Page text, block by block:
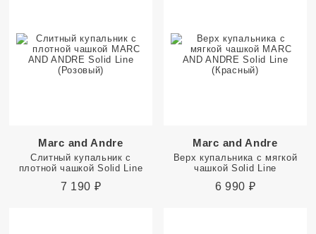
Marc and Andre
Слитный купальник с
плотной чашкой Solid Line
7 190 ₽
Marc and Andre
Верх купальника с мягкой
чашкой Solid Line
6 990 ₽